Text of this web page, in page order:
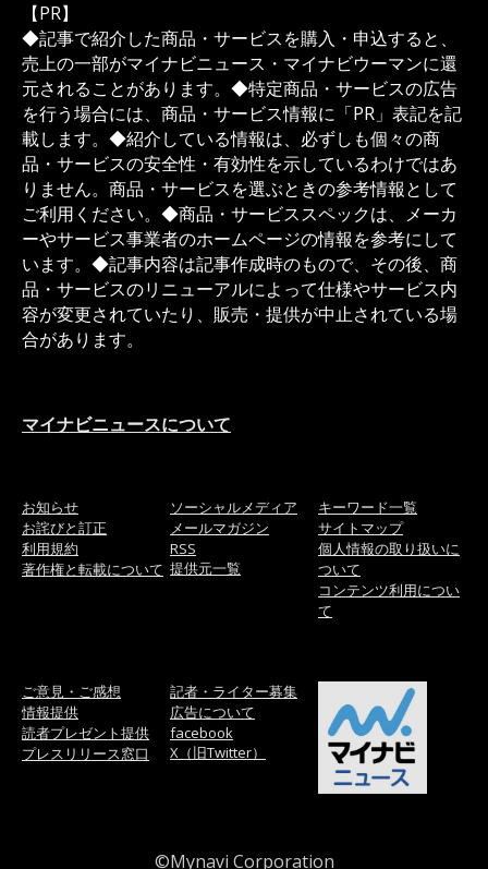
【PR】
◆記事で紹介した商品・サービスを購入・申込すると、
売上の一部がマイナビニュース・マイナビウーマンに還
元されることがあります。◆特定商品・サービスの広告
を行う場合には、商品・サービス情報に「PR」表記を記
載します。◆紹介している情報は、必ずしも個々の商
品・サービスの安全性・有効性を示しているわけではあ
りません。商品・サービスを選ぶときの参考情報として
ご利用ください。◆商品・サービススペックは、メーカ
ーやサービス事業者のホームページの情報を参考にして
います。◆記事内容は記事作成時のもので、その後、商
品・サービスのリニューアルによって仕様やサービス内
容が変更されていたり、販売・提供が中止されている場
合があります。
マイナビニュースについて
お知らせ
お詫びと訂正
利用規約
著作権と転載について
ソーシャルメディア
メールマガジン
RSS
提供元一覧
キーワード一覧
サイトマップ
個人情報の取り扱いに
ついて
コンテンツ利用につい
て
ご意見・ご感想
情報提供
読者プレゼント提供
プレスリリース窓口
記者・ライター募集
広告について
facebook
X（旧Twitter）
©Mynavi Corporation